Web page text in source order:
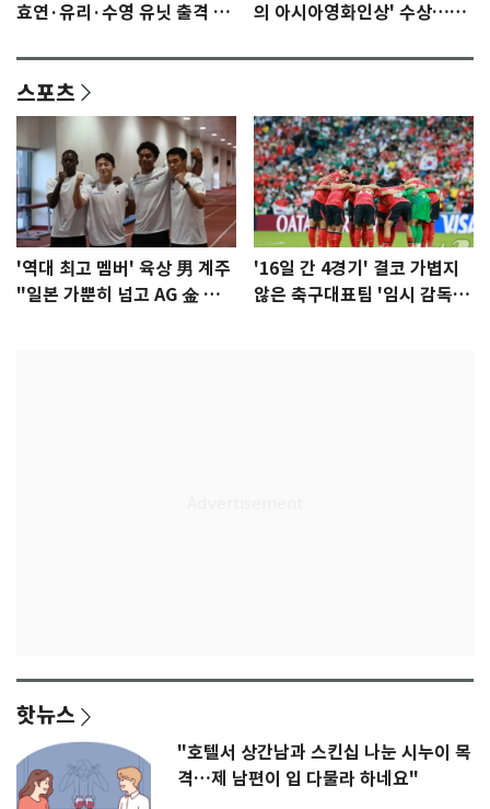
효연·유리·수영 유닛 출격 [N
의 아시아영화인상' 수상…15
스포츠
'역대 최고 멤버' 육상 男 계주
"일본 가뿐히 넘고 AG 金 따겠
'16일 간 4경기' 결코 가볍지
않은 축구대표팀 '임시 감독'
핫뉴스
"호텔서 상간남과 스킨십 나눈 시누이 목
격…제 남편이 입 다물라 하네요"